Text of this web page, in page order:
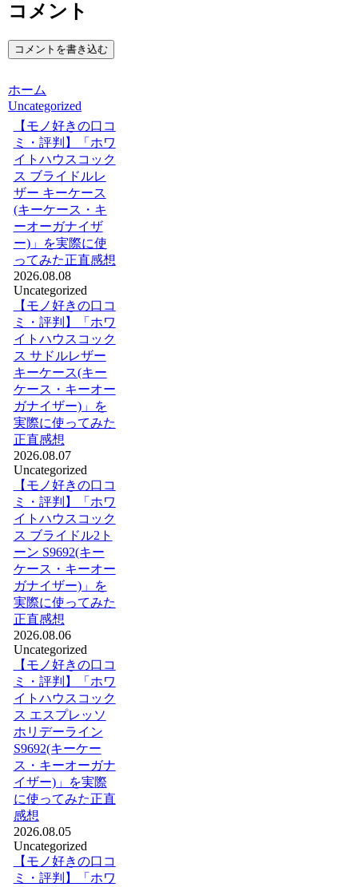
コメント
コメントを書き込む
ホーム
Uncategorized
【モノ好きの口コ
ミ・評判】「ホワ
イトハウスコック
ス ブライドルレ
ザー キーケース
(キーケース・キ
ーオーガナイザ
ー)」を実際に使
ってみた正直感想
2026.08.08
Uncategorized
【モノ好きの口コ
ミ・評判】「ホワ
イトハウスコック
ス サドルレザー
キーケース(キー
ケース・キーオー
ガナイザー)」を
実際に使ってみた
正直感想
2026.08.07
Uncategorized
【モノ好きの口コ
ミ・評判】「ホワ
イトハウスコック
ス ブライドル2ト
ーン S9692(キー
ケース・キーオー
ガナイザー)」を
実際に使ってみた
正直感想
2026.08.06
Uncategorized
【モノ好きの口コ
ミ・評判】「ホワ
イトハウスコック
ス エスプレッソ
ホリデーライン
S9692(キーケー
ス・キーオーガナ
イザー)」を実際
に使ってみた正直
感想
2026.08.05
Uncategorized
【モノ好きの口コ
ミ・評判】「ホワ